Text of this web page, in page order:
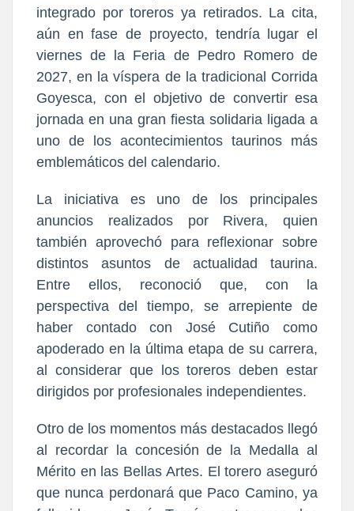
integrado por toreros ya retirados. La cita,
aún en fase de proyecto, tendría lugar el
viernes de la Feria de Pedro Romero de
2027, en la víspera de la tradicional Corrida
Goyesca, con el objetivo de convertir esa
jornada en una gran fiesta solidaria ligada a
uno de los acontecimientos taurinos más
emblemáticos del calendario.
La iniciativa es uno de los principales
anuncios realizados por Rivera, quien
también aprovechó para reflexionar sobre
distintos asuntos de actualidad taurina.
Entre ellos, reconoció que, con la
perspectiva del tiempo, se arrepiente de
haber contado con José Cutiño como
apoderado en la última etapa de su carrera,
al considerar que los toreros deben estar
dirigidos por profesionales independientes.
Otro de los momentos más destacados llegó
al recordar la concesión de la Medalla al
Mérito en las Bellas Artes. El torero aseguró
que nunca perdonará que Paco Camino, ya